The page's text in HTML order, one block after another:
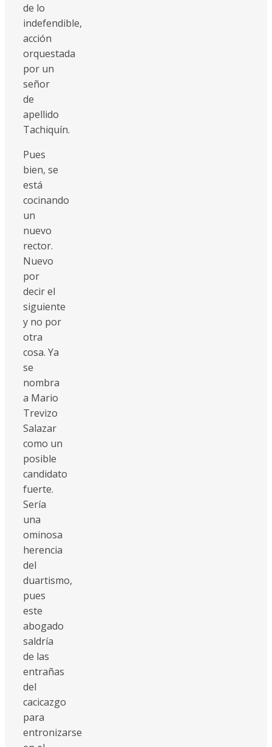
de lo
indefendible,
acción
orquestada
por un
señor
de
apellido
Tachiquín.
Pues
bien, se
está
cocinando
un
nuevo
rector.
Nuevo
por
decir el
siguiente
y no por
otra
cosa. Ya
se
nombra
a Mario
Trevizo
Salazar
como un
posible
candidato
fuerte.
Sería
una
ominosa
herencia
del
duartismo,
pues
este
abogado
saldría
de las
entrañas
del
cacicazgo
para
entronizarse